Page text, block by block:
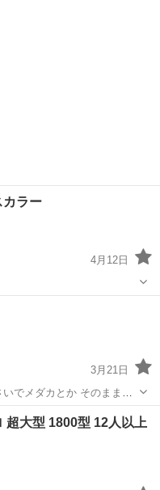
ラー
4月12日
3月21日
でメダカとか そのまま植
14日迄に連絡無ければ 処
メダカ
超大型 1800型 12人以上